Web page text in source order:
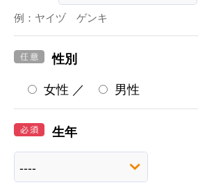
例：ヤイヅ ゲンキ
性別
女性 ／ 男性
生年